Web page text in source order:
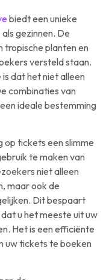
biedt een unieke
gezinnen. De
tropische planten en
versteld staan.
dat het niet alleen
combinaties van
ideale bestemming
tickets een slimme
te maken van
niet alleen
maar ook de
Dit bespaart
u het meeste uit uw
Het is een efficiënte
uw tickets te boeken